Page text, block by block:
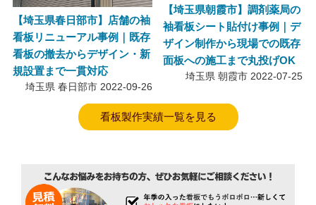
【埼玉県春日部市】店舗の袖
看板リニューアル事例｜既存
看板の撤去からデザイン・新
規設置まで一貫対応
埼玉県 春日部市 2022-09-26
【埼玉県朝霞市】調剤薬局の
袖看板シート貼付け事例｜デ
ザイン制作から現場での既存
面板への施工まで丸投げOK
埼玉県 朝霞市 2022-07-25
看板製作実績一覧を見る